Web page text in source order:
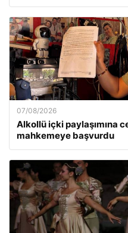
07/08/2026
Alkollü içki paylaşımına
mahkemeye başvurdu